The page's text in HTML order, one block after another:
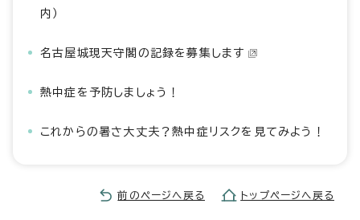
内）
名古屋城現天守閣の記録を募集します
熱中症を予防しましょう！
これからの暑さ大丈夫？熱中症リスクを見てみよう！
前のページへ戻る トップページへ戻る